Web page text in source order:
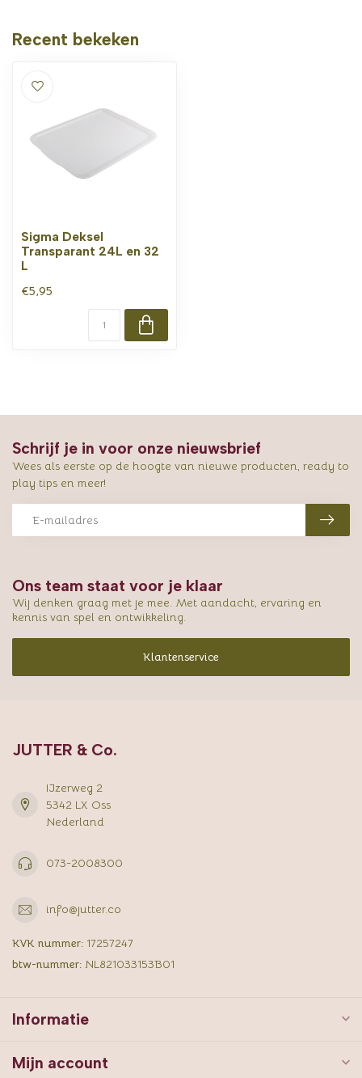
Recent bekeken
Sigma Deksel
Transparant 24L en 32
L
€5,95
Ons team staat voor je klaar
Wij denken graag met je mee. Met aandacht, ervaring en
kennis van spel en ontwikkeling.
Klantenservice
Schrijf je in voor onze nieuwsbrief
Wees als eerste op de hoogte van nieuwe producten, ready to
play tips en meer!
JUTTER & Co.
IJzerweg 2
5342 LX Oss
Nederland
073-2008300
info@jutter.co
KVK nummer: 17257247
btw-nummer: NL821033153B01
Informatie
Mijn account